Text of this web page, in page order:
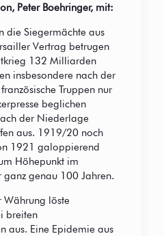
Peter Boehringer, mit:
die Siegermächte aus
Vertrag betrugen
132 Milliarden
insbesondere nach der
Truppen nur
beglichen
der Niederlage
aus. 1919/20 noch
1921 galoppierend
Höhepunkt im
genau 100 Jahren.
Währung löste
breiten
aus. Eine Epidemie aus